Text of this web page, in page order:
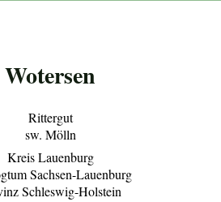
Wotersen
Rittergut
sw. Mölln
Kreis Lauenburg
Sachsen-Lauenburg
Schleswig-Holstein